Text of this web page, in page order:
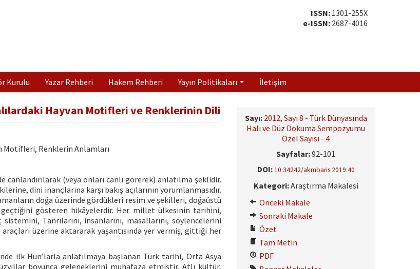
ISSN:1301-255X
e-ISSN:2687-4016
Kurulu Yazar Rehberi Hakem Rehberi Yayın Politikaları İletişim
Hayvan Motifleri ve Renklerinin Dili
Motifleri, Renklerin Anlamları
(veya onları canlı görerek) anlatılma şeklidir.
dini inançlarına karşı bakış açılarının yorumlanmasıdır.
doğa üzerinde gördükleri resim ve şekilleri, doğaüstü
gösteren hikâyelerdir. Her millet ülkesinin tarihini,
Tanrılarını, insanlarını, masallarını, söylencelerini
üzerine aktararak yaşantısında yer vermiş, gittiği her
ilk Hun’larla anlatılmaya başlanan Türk tarihi, Orta Asya
boyunca geleneklerini muhafaza etmiştir. Atlı kültür,
Sayı: 2012, Sayı 8 - Türk Dünyasında
Halı ve Düz Dokuma Sempozyumu
Özel Sayısı - 4
Sayfalar:92-101
DOI:10.34242/akmbaris.2019.40
Kategori:Araştırma Makalesi
Önceki Makale
Sonraki Makale
Özet
Tam Metin
PDF